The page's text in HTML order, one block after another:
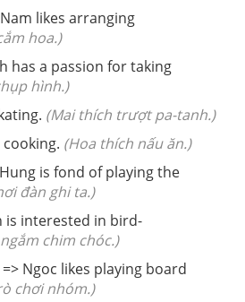
likes arranging
hoa.)
has a passion for taking
hình.)
(Mai thích trượt pa-tanh.)
(Hoa thích nấu ăn.)
is fond of playing the
đàn ghi ta.)
is interested in bird-
chim chóc.)
Ngoc likes playing board
chơi nhóm.)